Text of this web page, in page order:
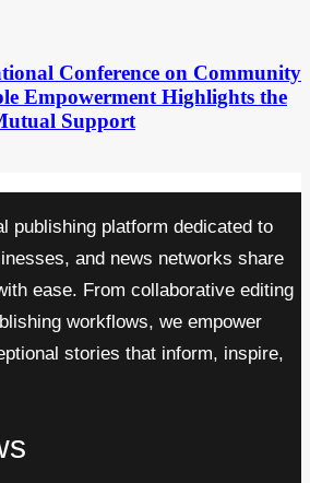
Conference on Community
Empowerment Highlights the
Support
publishing platform dedicated to
and news networks share
ease. From collaborative editing
workflows, we empower
stories that inform, inspire,